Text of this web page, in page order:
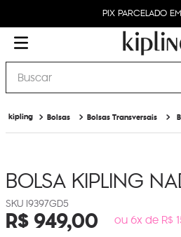
PIX PARCELADO
Buscar
Bolsas Bolsas Transversais
BOLSA KIPLING
I9397GD5
R$949,00 ou 6x de R$